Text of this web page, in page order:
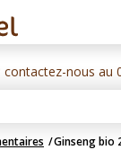
contactez-nous au
Ginseng bio